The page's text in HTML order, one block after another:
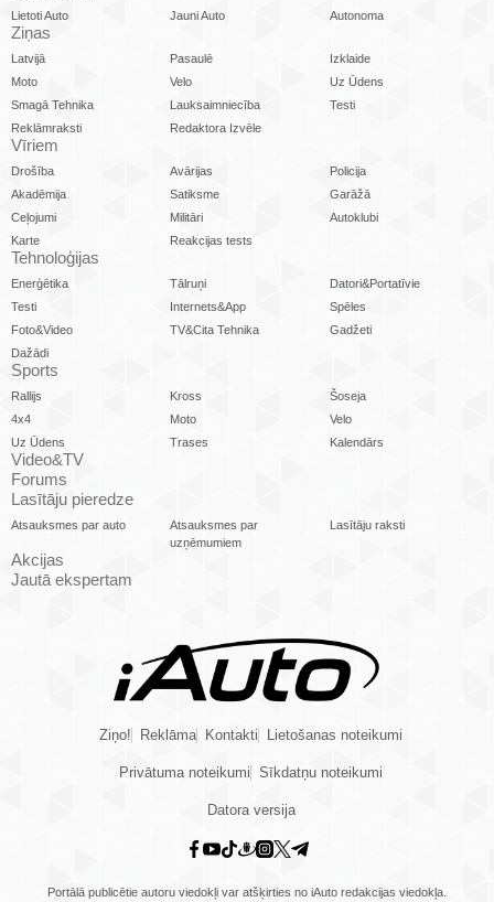
Lietoti Auto Jauni Auto Autonoma
Ziņas
Latvijā Pasaulē
Izklaide
Moto
Velo
Uz Ūdens
Smagā Tehnika
Lauksaimniecība
Testi
Reklāmraksti
Redaktora Izvēle
Vīriem
Drošība Avārijas
Policija
Akadēmija
Satiksme
Garāžā
Ceļojumi
Militāri
Autoklubi
Karte
Reakcijas tests
Tehnoloģijas
Enerģētika Tālruņi
Datori&Portatīvie
Testi
Internets&App
Spēles
Foto&Video
TV&Cita Tehnika
Gadžeti
Dažādi
Sports
Rallijs Kross
Šoseja
4x4
Moto
Velo
Uz Ūdens
Trases Kalendārs
Video&TV
Forums
Lasītāju pieredze
Atsauksmes par auto
Atsauksmes par
uzņēmumiem
Lasītāju raksti
Akcijas
Jautā ekspertam
Ziņo! Reklāma Kontakti Lietošanas noteikumi
Privātuma noteikumi Sīkdatņu noteikumi
Datora versija
Portālā publicētie autoru viedokļi var atšķirties no iAuto redakcijas viedokļa.